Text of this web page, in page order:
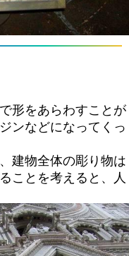
形をあらわすことが
ンなどになってくっ
建物全体の彫り物は
ことを考えると、人